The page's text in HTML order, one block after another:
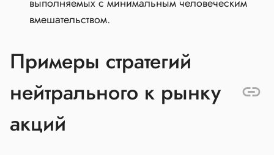
выполняемых с минимальным человеческим
вмешательством.
Примеры стратегий
нейтрального к рынку
акций